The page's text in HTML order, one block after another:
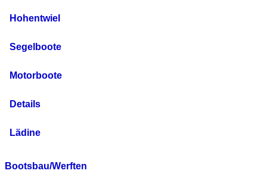
Hohentwiel
Segelboote
Motorboote
Details
Lädine
Bootsbau/Werften